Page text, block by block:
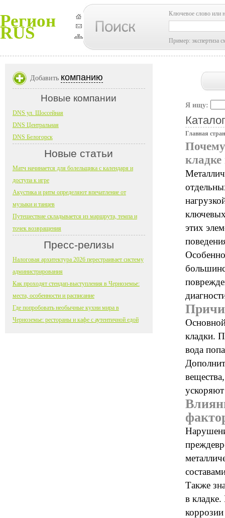
Регион
RUS
Ключевое слово или
Пример: экспертиза
Я ищу:
Главная
Почему
этих
кладки.
вода
Также
в
коррозии
Добавить компанию
Новые компании
DNS ул. Шоссейная
DNS Центральная
DNS Белогорск
Новые статьи
Матч начинается для болельщика с календаря и
доступа к игре
Акустика и ритм определяют впечатление от
музыки и танцев
Путешествие складывается из маршрута, темпа и
точек возвращения
Пресс-релизы
Налоговая архитектура 2026 перестраивает систему
администрирования
Как проходят стендап-выступления в Черноземье:
места, особенности и расписание
Где попробовать необычные кухни мира в
Черноземье: рестораны и кафе с аутентичной едой